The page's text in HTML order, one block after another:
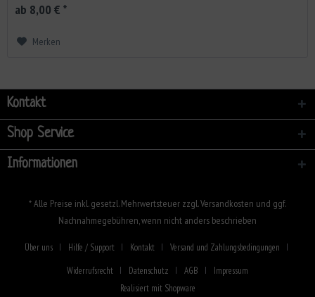
ab 8,00 € *
Merken
Kontakt
Shop Service
Informationen
* Alle Preise inkl. gesetzl. Mehrwertsteuer zzgl.Versandkosten und ggf.
Nachnahmegebühren, wenn nicht anders beschrieben
Über uns Hilfe / Support Kontakt
Versand und Zahlungsbedingungen
Widerrufsrecht
Datenschutz AGB
Impressum
Realisiert mit Shopware